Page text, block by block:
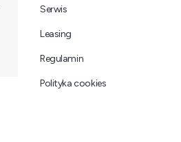
Serwis
Leasing
Regulamin
Polityka cookies